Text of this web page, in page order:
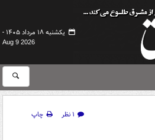
یکشنبه ۱۸ مرداد ۱۴۰۵ -
Aug 9 2026
۱ نظر
چاپ